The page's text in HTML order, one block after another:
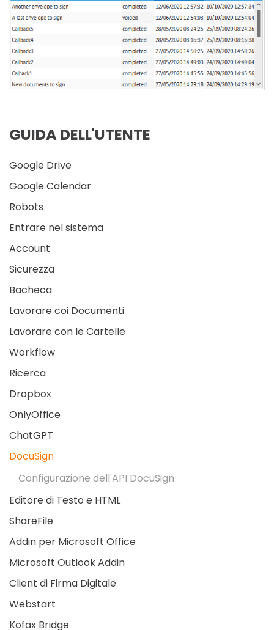
GUIDA DELL'UTENTE
Google Drive
Google Calendar
Robots
Entrare nel sistema
Account
Sicurezza
Bacheca
Lavorare coi Documenti
Lavorare con le Cartelle
Workflow
Ricerca
Dropbox
OnlyOffice
ChatGPT
DocuSign
Configurazione dell'API DocuSign
Editore di Testo e HTML
ShareFile
Addin per Microsoft Office
Microsoft Outlook Addin
Client di Firma Digitale
Webstart
Kofax Bridge